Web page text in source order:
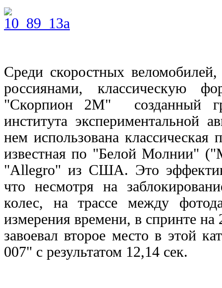
Среди скоростных
россиянами, классическую
"Скорпион 2M" созданный
института экспериментальной
нем использована классическая
известная по "Белой Молнии"
"Allegro" из США. Это
что несмотря на
колес, на трассе между
измерения времени, в спринте
завоевал второе место в этой
007" с результатом 12,14 сек.